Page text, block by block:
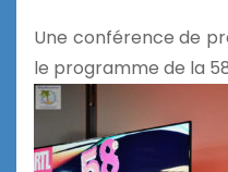
Une conférence de
le programme de la